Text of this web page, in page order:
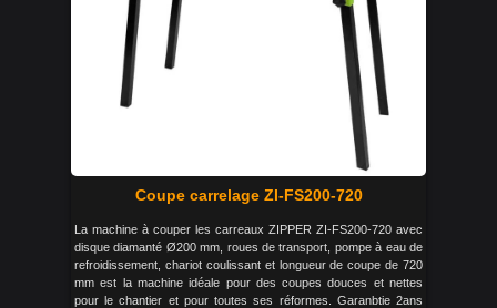
Coupe carrelage ZI-FS200-720
La machine à couper les carreaux ZIPPER ZI-FS200-720 avec
disque diamanté Ø200 mm, roues de transport, pompe à eau de
refroidissement, chariot coulissant et longueur de coupe de 720
mm est la machine idéale pour des coupes douces et nettes
pour le chantier et pour toutes ses réformes. Garanbtie 2ans